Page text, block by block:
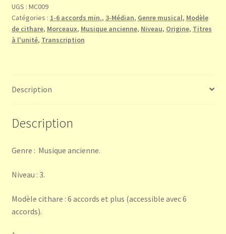
quand
Dieu
My
donne
UGS : MC009
Catégories : 1-6 accords min., 3-Médian, Genre musical, Modèle
de cithare, Morceaux, Musique ancienne, Niveau, Origine, Titres
à l'unité, Transcription
Description
Description
Genre : Musique ancienne.
Niveau : 3.
Modèle cithare : 6 accords et plus (accessible avec 6
accords).